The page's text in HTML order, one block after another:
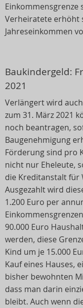
Einkommensgrenze
Verheiratete erhöht
Jahreseinkommen
Baukindergeld:
2021
Verlängert wird
zum 31. März 2021
noch beantragen,
Baugenehmigung
Förderung sind pro
nicht nur Eheleute,
die Kreditanstalt für
Ausgezahlt wird
1.200 Euro per
90.000 Euro
werden, diese
Kind um je 15.000
Kauf eines Hauses,
bisher bewohnten
dass man darin
bleibt. Auch wenn